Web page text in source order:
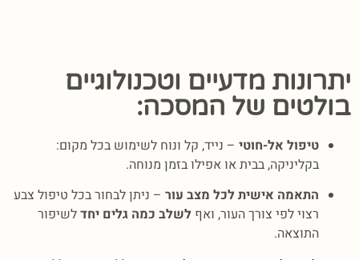
יתרונות מדעיים וטכנולוגיים
בולטים של המסכה:
טיפול אל-חוטי – נייד, קל ונוח לשימוש בכל מקום:
בקליניקה, בבית או אפילו בזמן מנוחה.
התאמה אישית לכל מצב עור – ניתן לבחור בכל טיפול צבע
רצוי לפי צורך העור, ואף לשלב כמה גלים יחדלשיפור
התוצאה.